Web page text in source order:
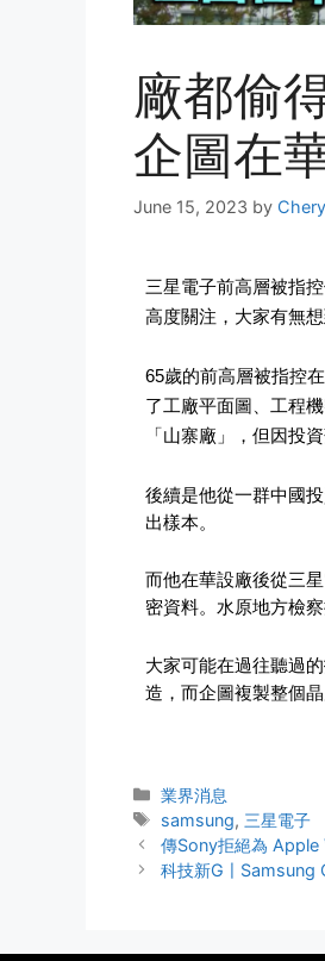
廠都偷
企圖在
June 15, 2023 by
三星電子前高層被指
高度關注，大家有無
65歲的前高層被指控
了工廠平面圖、工程
「山寨廠」，但因投
後續是他從一群中國
出樣本。
而他在華設廠後從三
密資料。水原地方檢
大家可能在過往聽過
造，而企圖複製整個
業界消息
samsung, 三星電子
傳Sony拒絕為 Apple
科技新G〡Samsung